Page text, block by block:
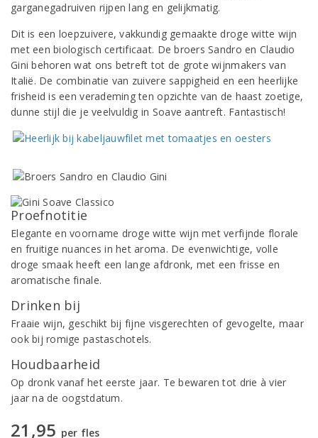
garganegadruiven rijpen lang en gelijkmatig.
Dit is een loepzuivere, vakkundig gemaakte droge witte wijn
met een biologisch certificaat. De broers Sandro en Claudio
Gini behoren wat ons betreft tot de grote wijnmakers van
Italië. De combinatie van zuivere sappigheid en een heerlijke
frisheid is een verademing ten opzichte van de haast zoetige,
dunne stijl die je veelvuldig in Soave aantreft. Fantastisch!
Proefnotitie
Elegante en voorname droge witte wijn met verfijnde florale
en fruitige nuances in het aroma. De evenwichtige, volle
droge smaak heeft een lange afdronk, met een frisse en
aromatische finale.
Drinken bij
Fraaie wijn, geschikt bij fijne visgerechten of gevogelte, maar
ook bij romige pastaschotels.
Houdbaarheid
Op dronk vanaf het eerste jaar. Te bewaren tot drie à vier
jaar na de oogstdatum.
21,95 per fles